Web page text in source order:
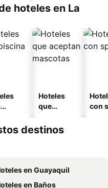
hoteles en La
Hoteles
que
mascotas
con
destinos
en Guayaquil
en Baños